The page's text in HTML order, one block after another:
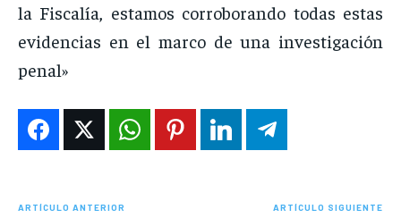
la Fiscalía, estamos corroborando todas estas
evidencias en el marco de una investigación
penal»
ARTÍCULO ANTERIOR ARTÍCULO SIGUIENTE